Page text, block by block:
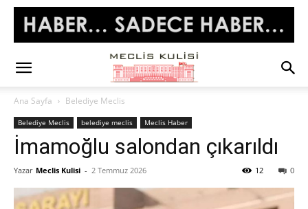
Ana Sayfa Belediye Meclis
Belediye Meclis belediye meclis Meclis Haber
İmamoğlu salondan çıkarıldı
Yazar Meclis Kulisi - 2 Temmuz 2026 0
12